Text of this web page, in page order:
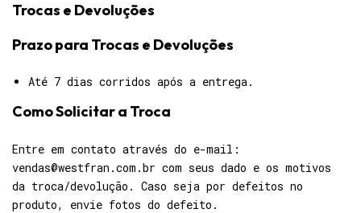
Trocas e Devoluções
Prazo para Trocas e Devoluções
Até 7 dias corridos após a entrega.
Como Solicitar a Troca
Entre em contato através do e-mail:
vendas@westfran.com.br com seus dado e os motivos
da troca/devolução. Caso seja por defeitos no
produto, envie fotos do defeito.